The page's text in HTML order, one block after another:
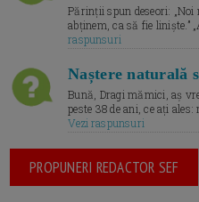
Părinții spun deseori: „Noi
abținem, ca să fie liniște.”
raspunsuri
Naștere naturală
Bună, Dragi mămici, aș
peste 38 de ani, ce ați
Vezi raspunsuri
PROPUNERI REDACTOR SEF